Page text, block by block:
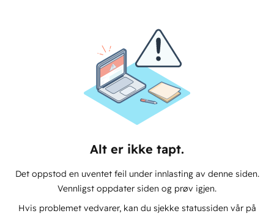
Alt er ikke tapt.
Det oppstod en uventet feil under innlasting av denne siden.
Vennligst oppdater siden og prøv igjen.
Hvis problemet vedvarer, kan du sjekke statussiden vår på